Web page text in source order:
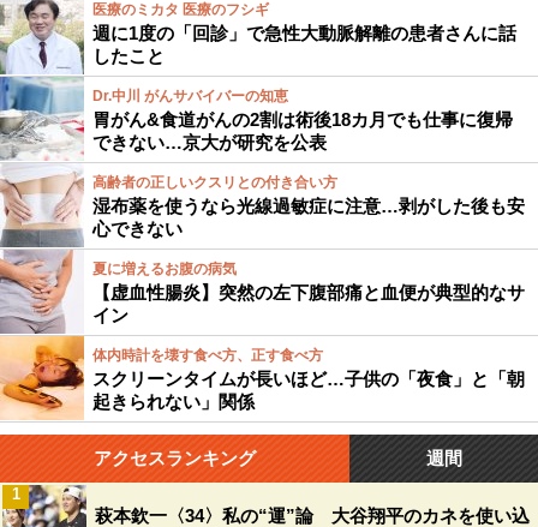
医療のミカタ 医療のフシギ
週に1度の「回診」で急性大動脈解離の患者さんに話
したこと
Dr.中川 がんサバイバーの知恵
胃がん&食道がんの2割は術後18カ月でも仕事に復帰
できない…京大が研究を公表
高齢者の正しいクスリとの付き合い方
湿布薬を使うなら光線過敏症に注意…剥がした後も安
心できない
夏に増えるお腹の病気
【虚血性腸炎】突然の左下腹部痛と血便が典型的なサ
イン
体内時計を壊す食べ方、正す食べ方
スクリーンタイムが長いほど…子供の「夜食」と「朝
起きられない」関係
アクセスランキング 週間
萩本欽一〈34〉私の“運”論 大谷翔平のカネを使い込
1